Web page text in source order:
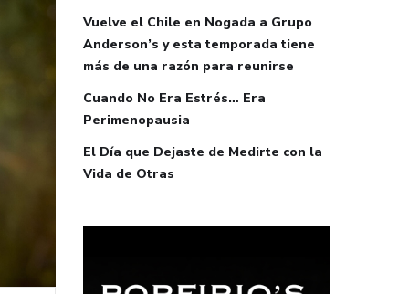
Vuelve el Chile en Nogada a Grupo
Anderson’s y esta temporada tiene
más de una razón para reunirse
Cuando No Era Estrés… Era
Perimenopausia
El Día que Dejaste de Medirte con la
Vida de Otras